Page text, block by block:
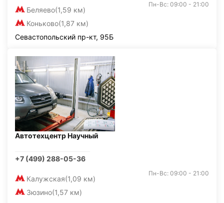
Беляево(1,59 км)
Коньково(1,87 км)
Пн-Вс: 09:00 - 21:00
Севастопольский пр-кт, 95Б
Автотехцентр Научный
+7 (499) 288-05-36
Калужская(1,09 км)
Зюзино(1,57 км)
Пн-Вс: 09:00 - 21:00